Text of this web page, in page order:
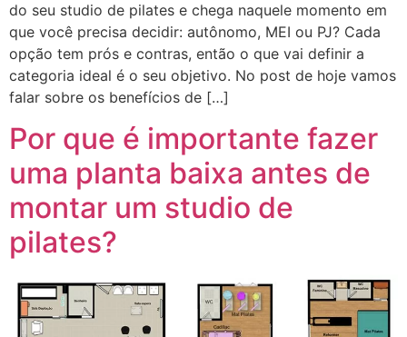
do seu studio de pilates e chega naquele momento em
que você precisa decidir: autônomo, MEI ou PJ? Cada
opção tem prós e contras, então o que vai definir a
categoria ideal é o seu objetivo. No post de hoje vamos
falar sobre os benefícios de […]
Por que é importante fazer
uma planta baixa antes de
montar um studio de
pilates?